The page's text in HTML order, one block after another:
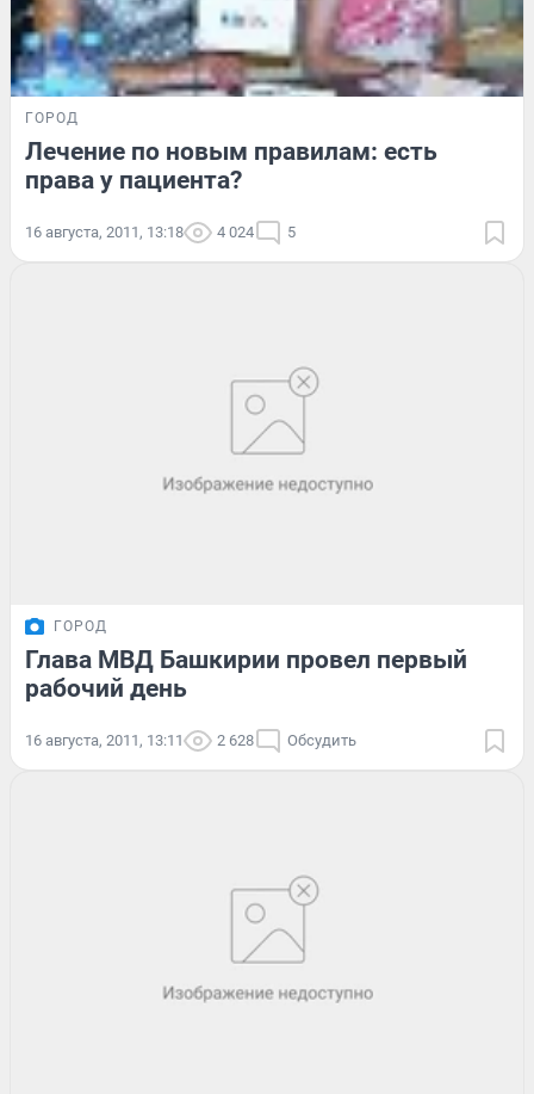
ГОРОД
Лечение по новым правилам: есть
права у пациента?
16 августа, 2011, 13:18 4 024 5
ГОРОД
Глава МВД Башкирии провел первый
рабочий день
16 августа, 2011, 13:11 2 628 Обсудить